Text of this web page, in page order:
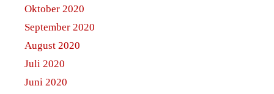
Oktober 2020
September 2020
August 2020
Juli 2020
Juni 2020